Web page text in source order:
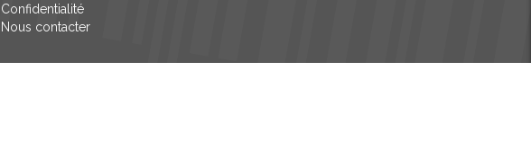
Confidentialité
Nous contacter